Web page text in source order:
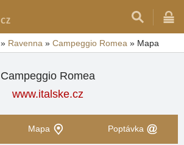
» Ravenna » Campeggio Romea » Mapa
Campeggio Romea
www.italske.cz
Mapa Poptávka